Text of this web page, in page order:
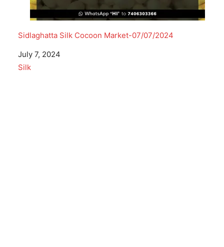
Sidlaghatta Silk Cocoon Market-07/07/2024
Date
July 7, 2024
In relation to
Silk